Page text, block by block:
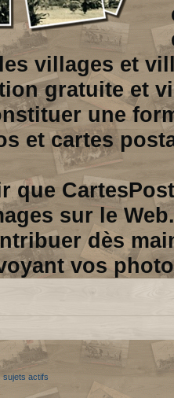
villages et
gratuite et
une
et cartes
que
sur le Web.
dès
vos
sujets actifs